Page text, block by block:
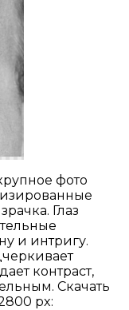
фото
Глаз
и интригу.
контраст,
Скачать
px: